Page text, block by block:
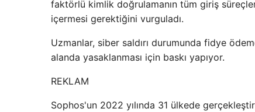
faktörlü kimlik doğrulamanın tüm giriş
içermesi gerektiğini vurguladı.
Uzmanlar, siber saldırı durumunda fidye
alanda yasaklanması için baskı yapıyor.
REKLAM
Sophos'un 2022 yılında 31 ülkede